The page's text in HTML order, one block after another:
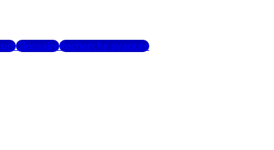
GlossaireRecherche avancée